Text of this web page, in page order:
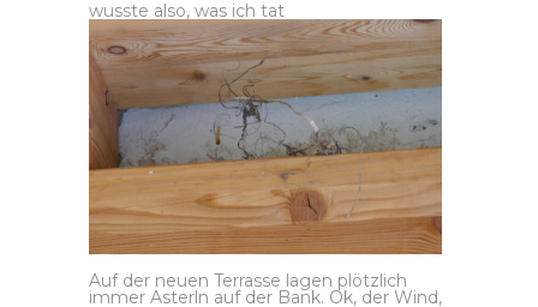
wusste also, was ich tat
Auf der neuen Terrasse lagen plötzlich
immer Asterln auf der Bank. Ok, der Wind,